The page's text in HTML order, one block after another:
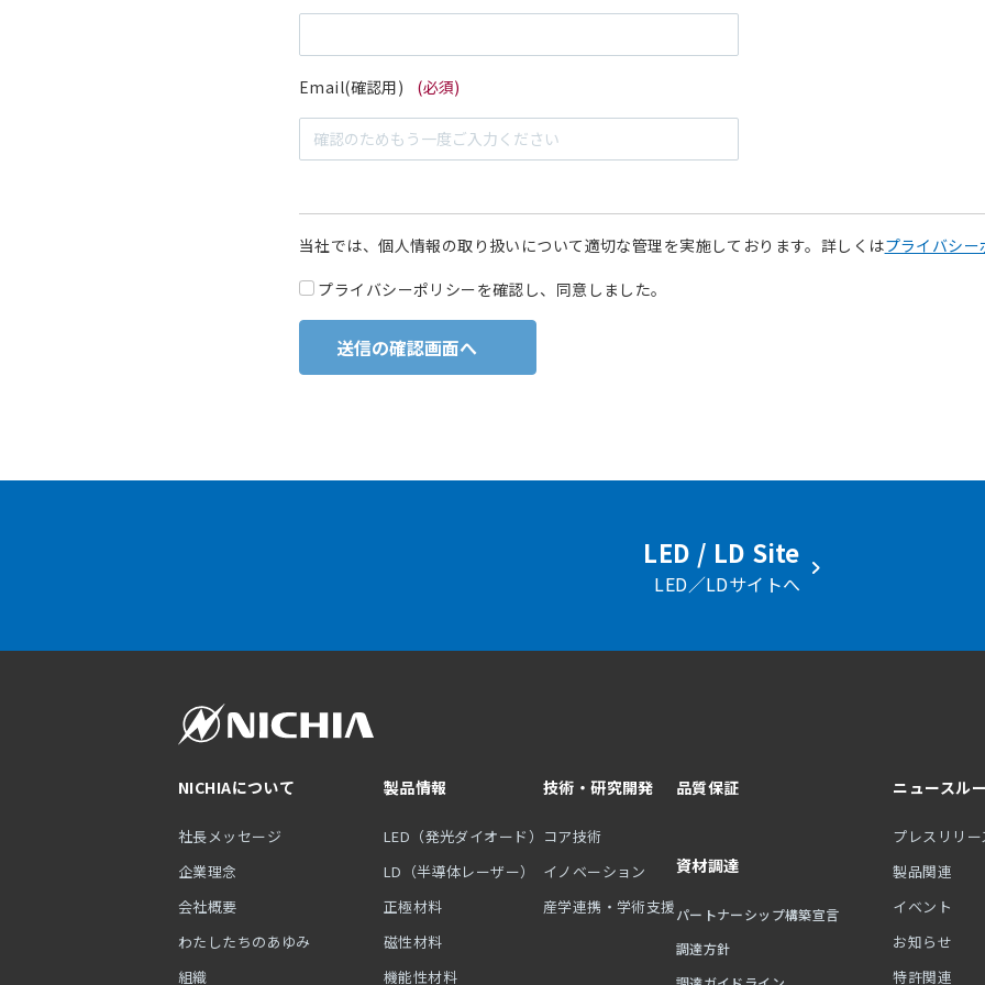
Email(確認用) (必須)
当社では、個人情報の取り扱いについて適切な管理を実施しております。詳しくはプライバシー
プライバシーポリシーを確認し、同意しました。
LED / LD Site
LED／LDサイトへ
NICHIAについて
社長メッセージ
企業理念
会社概要
わたしたちのあゆみ
組織
製品情報
LED（発光ダイオード）
LD（半導体レーザー）
正極材料
磁性材料
機能性材料
技術・研究開発
コア技術
イノベーション
産学連携・学術支援
品質保証
資材調達
パートナーシップ構築宣言
調達方針
ニュースル
プレスリリー
製品関連
イベント
お知らせ
特許関連